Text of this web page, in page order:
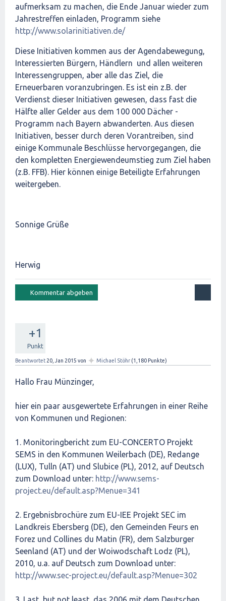
aufmerksam zu machen, die Ende Januar wieder zum
Jahrestreffen einladen, Programm siehe
http://www.solarinitiativen.de/
Diese Initiativen kommen aus der Agendabewegung,
Interessierten Bürgern, Händlern und allen weiteren
Interessengruppen, aber alle das Ziel, die
Erneuerbaren voranzubringen. Es ist ein z.B. der
Verdienst dieser Initiativen gewesen, dass fast die
Hälfte aller Gelder aus dem 100 000 Dächer -
Programm nach Bayern abwanderten. Aus diesen
Initiativen, besser durch deren Vorantreiben, sind
einige Kommunale Beschlüsse hervorgegangen, die
den kompletten Energiewendeumstieg zum Ziel haben
(z.B. FFB). Hier können einige Beteiligte Erfahrungen
weitergeben.
Sonnige Grüße
Herwig
+1
Punkt
Beantwortet 20, Jan 2015 von ✦ Michael Stöhr (1,180 Punkte)
Hallo Frau Münzinger,
hier ein paar ausgewertete Erfahrungen in einer Reihe
von Kommunen und Regionen:
1. Monitoringbericht zum EU-CONCERTO Projekt
SEMS in den Kommunen Weilerbach (DE), Redange
(LUX), Tulln (AT) und Slubice (PL), 2012, auf Deutsch
zum Download unter: http://www.sems-
project.eu/default.asp?Menue=341
2. Ergebnisbrochüre zum EU-IEE Projekt SEC im
Landkreis Ebersberg (DE), den Gemeinden Feurs en
Forez und Collines du Matin (FR), dem Salzburger
Seenland (AT) und der Woiwodschaft Lodz (PL),
2010, u.a. auf Deutsch zum Download unter:
http://www.sec-project.eu/default.asp?Menue=302